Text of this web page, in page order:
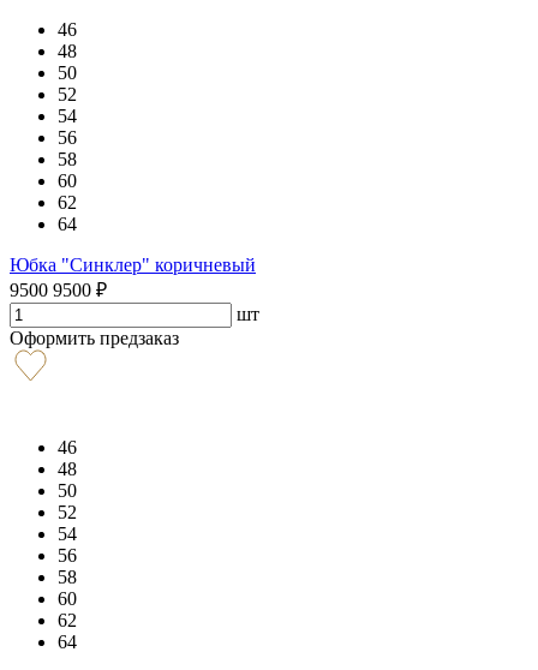
46
48
50
52
54
56
58
60
62
64
Юбка "Синклер" коричневый
9500 9500 ₽
шт
Оформить предзаказ
46
48
50
52
54
56
58
60
62
64